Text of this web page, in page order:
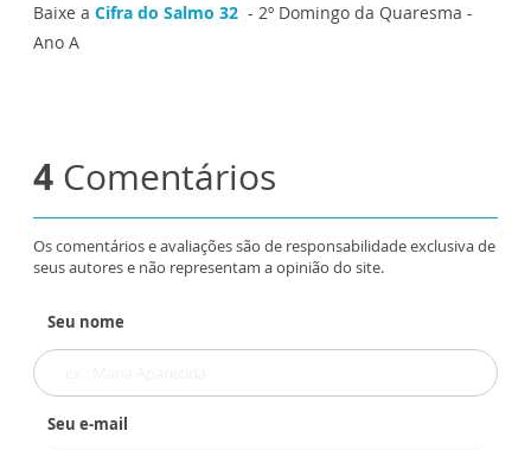
Baixe a Cifra do Salmo 32 - 2º Domingo da Quaresma -
Ano A
4 Comentários
Os comentários e avaliações são de responsabilidade exclusiva de
seus autores e não representam a opinião do site.
Seu nome
Seu e-mail